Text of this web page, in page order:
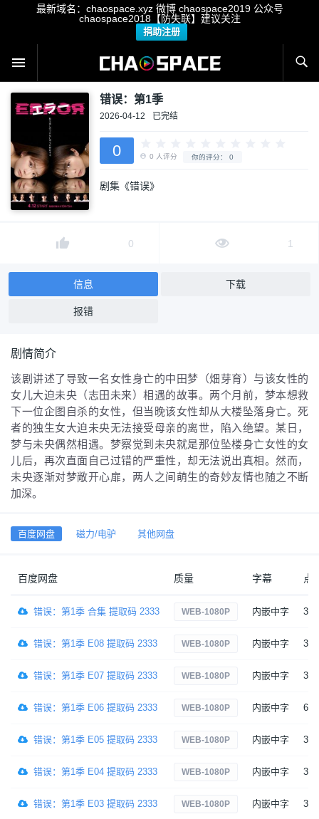
最新域名：chaospace.xyz 微博 chaospace2019 公众号
chaospace2018【防失联】建议关注
捐助注册
错误：第1季
2026-04-12 已完结
0
剧集《错误》
0 1
信息 下载
报错
剧情简介
该剧讲述了导致一名女性身亡的中田梦（畑芽育）与该女性的
女儿大迫未央（志田未来）相遇的故事。两个月前，梦本想救
下一位企图自杀的女性，但当晚该女性却从大楼坠落身亡。死
者的独生女大迫未央无法接受母亲的离世，陷入绝望。某日，
梦与未央偶然相遇。梦察觉到未央就是那位坠楼身亡女性的女
儿后，再次直面自己过错的严重性，却无法说出真相。然而，
未央逐渐对梦敞开心扉，两人之间萌生的奇妙友情也随之不断
加深。
百度网盘 磁力/电驴 其他网盘
百度网盘 质量 字幕 点
错误：第1季 合集 提取码 2333 WEB-1080P 内嵌中字 3
错误：第1季 E08 提取码 2333 WEB-1080P 内嵌中字 3
错误：第1季 E07 提取码 2333 WEB-1080P 内嵌中字 3
错误：第1季 E06 提取码 2333 WEB-1080P 内嵌中字 6
错误：第1季 E05 提取码 2333 WEB-1080P 内嵌中字 3
错误：第1季 E04 提取码 2333 WEB-1080P 内嵌中字 3
错误：第1季 E03 提取码 2333 WEB-1080P 内嵌中字 3